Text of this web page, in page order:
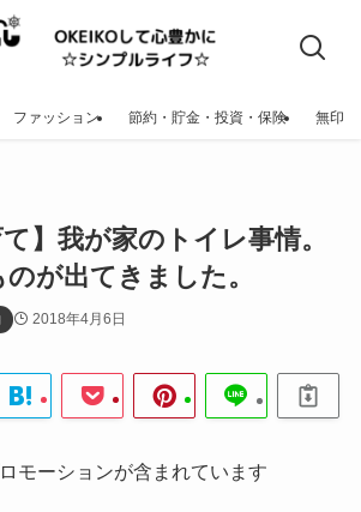
ファッション 節約・貯金・投資・保険 無印
て】我が家のトイレ事情。
が出てきました。
2018年4月6日
モーションが含まれています